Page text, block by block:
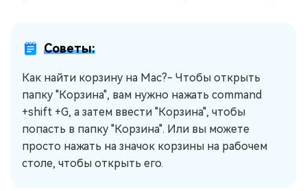
Советы:
Как найти корзину на Mac?- Чтобы открыть
папку "Корзина", вам нужно нажать command
+shift +G, а затем ввести "Корзина", чтобы
попасть в папку "Корзина". Или вы можете
просто нажать на значок корзины на рабочем
столе, чтобы открыть его.